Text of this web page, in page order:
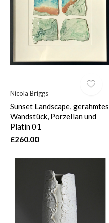
Nicola Briggs
Sunset Landscape, gerahmtes
Wandstück, Porzellan und
Platin 01
£260.00